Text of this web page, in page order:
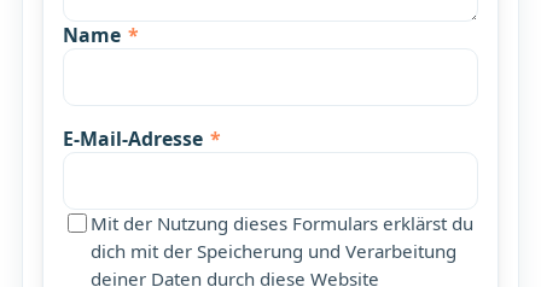
Name *
E-Mail-Adresse *
Mit der Nutzung dieses Formulars erklärst du
dich mit der Speicherung und Verarbeitung
deiner Daten durch diese Website